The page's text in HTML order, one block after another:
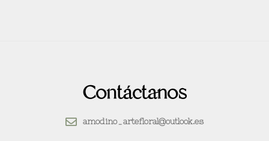
Contáctanos
amodino_artefloral@outlook.es